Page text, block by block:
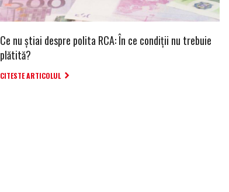
Ce nu știai despre polita RCA: În ce condiții nu trebuie
plătită?
CITESTE ARTICOLUL